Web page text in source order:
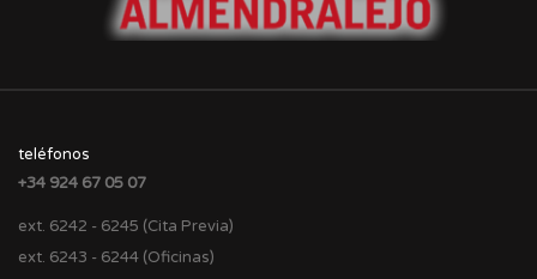
teléfonos
+34 924 67 05 07
ext. 6242 - 6245 (Cita Previa)
ext. 6243 - 6244 (Oficinas)